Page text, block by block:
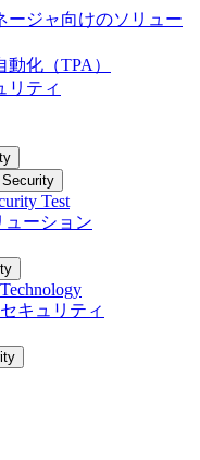
ージャ向けのソリュー
化（TPA）
リティ
Security
Test
ューション
キュリティ